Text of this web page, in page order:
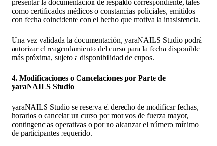
presentar la documentación de respaldo correspondiente, tales
como certificados médicos o constancias policiales, emitidos
con fecha coincidente con el hecho que motiva la inasistencia.
Una vez validada la documentación, yaraNAILS Studio podrá
autorizar el reagendamiento del curso para la fecha disponible
más próxima, sujeto a disponibilidad de cupos.
4. Modificaciones o Cancelaciones por Parte de
yaraNAILS Studio
yaraNAILS Studio se reserva el derecho de modificar fechas,
horarios o cancelar un curso por motivos de fuerza mayor,
contingencias operativas o por no alcanzar el número mínimo
de participantes requerido.